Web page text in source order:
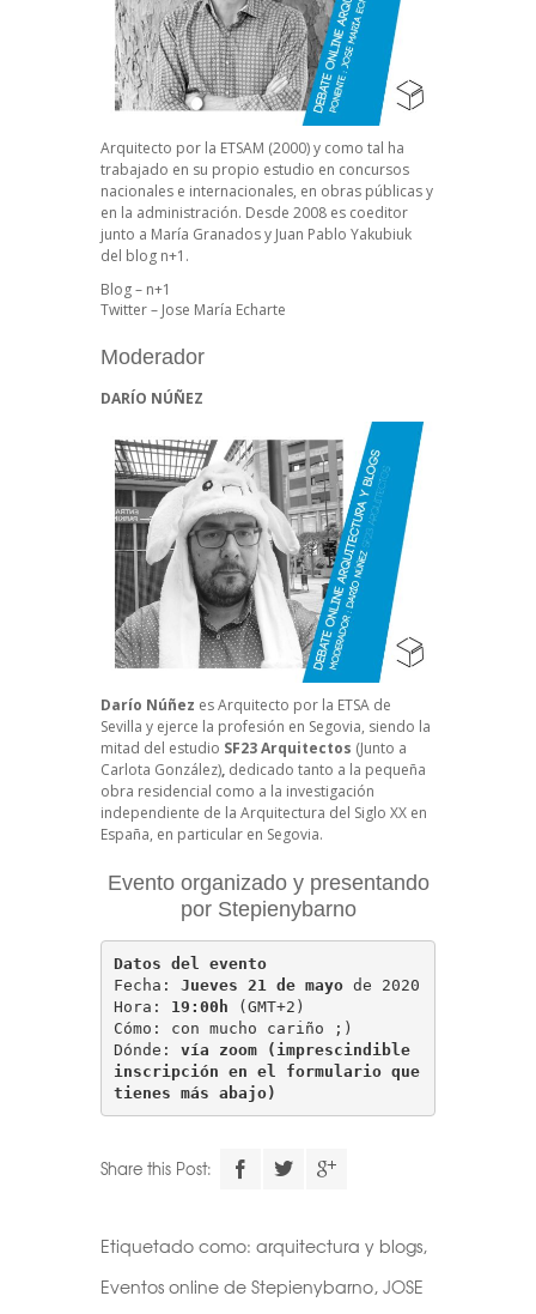
Arquitecto por la ETSAM (2000) y como tal ha
trabajado en su propio estudio en concursos
nacionales e internacionales, en obras públicas y
en la administración. Desde 2008 es coeditor
junto a María Granados y Juan Pablo Yakubiuk
del blog n+1.
Blog – n+1
Twitter – Jose María Echarte
Moderador
DARÍO NÚÑEZ
Darío Núñez es Arquitecto por la ETSA de
Sevilla y ejerce la profesión en Segovia, siendo la
mitad del estudio SF23 Arquitectos (Junto a
Carlota González), dedicado tanto a la pequeña
obra residencial como a la investigación
independiente de la Arquitectura del Siglo XX en
España, en particular en Segovia.
Evento organizado y presentando
por Stepienybarno
Datos del evento
Fecha: Jueves 21 de mayo de 2020
Hora: 19:00h (GMT+2)
Cómo: con mucho cariño ;)
Dónde: vía zoom (imprescindible
inscripción en el formulario que
tienes más abajo)
Descarga el
Realiza tu suscripción a
Share this Post:
Etiquetado como: arquitectura y blogs,
Eventos online de Stepienybarno, JOSE